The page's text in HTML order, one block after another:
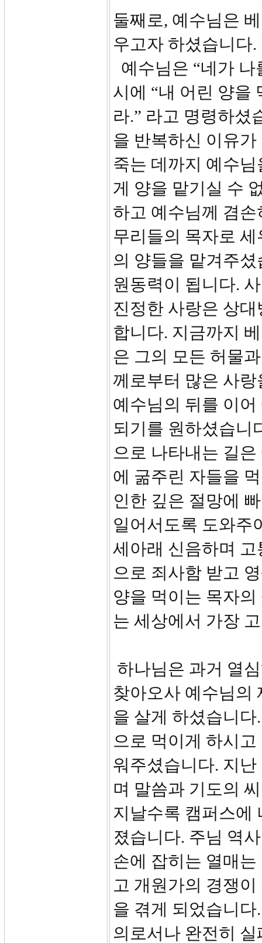
둘째로, 예수님은
우고자 하셨습니다.
예수님은 “네가
시에 “내 어린 양을
라.” 라고 명령하셨
을 반복하신 이유
죽는 데까지 예수
게 양을 맡기실 수
하고 예수님께 겸
무리들의 목자로
의 양들을 맡겨주
원동력이 됩니다.
진정한 사랑은 상
합니다. 지금까지
은 그의 모든 허물
께로부터 많은 사
예수님의 뒤를 이
되기를 원하셨습니
으로 나타내는 길
에 굶주린 자들을
인한 깊은 절망에
일어서도록 도와주
세아래 신음하며
으로 죄사함 받고
양을 먹이는 목자
는 세상에서 가장
하나님은 과거 열
찾아오사 예수님의
을 살게 하셨습니
으로 먹이게 하시
워주셨습니다. 지
며 말씀과 기도의
지날수록 캠퍼스에
졌습니다. 주님 역
손에 잡히는 열매
고 개원가의 경쟁
을 겪게 되었습니
의로서나 완전히